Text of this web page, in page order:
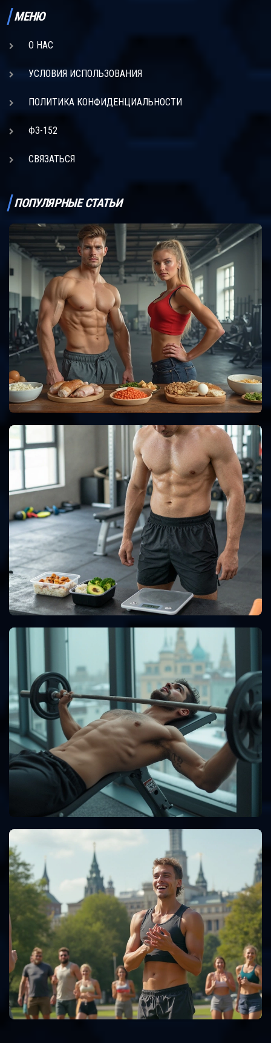
МЕНЮ
О НАС
УСЛОВИЯ ИСПОЛЬЗОВАНИЯ
ПОЛИТИКА КОНФИДЕНЦИАЛЬНОСТИ
ФЗ-152
СВЯЗАТЬСЯ
ПОПУЛЯРНЫЕ СТАТЬИ